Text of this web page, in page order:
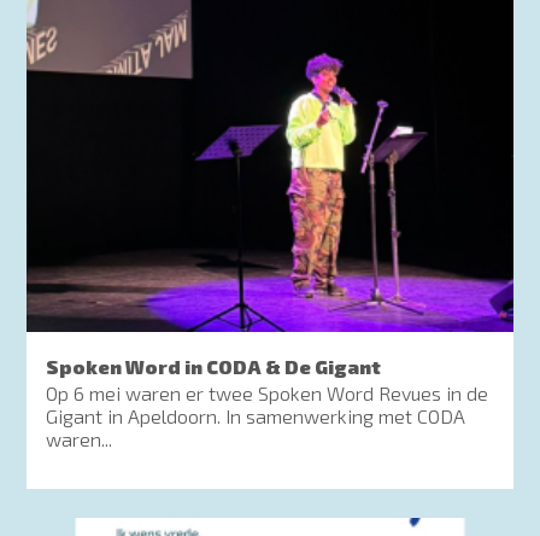
Spoken Word in CODA & De Gigant
Op 6 mei waren er twee Spoken Word Revues in de
Gigant in Apeldoorn. In samenwerking met CODA
waren...